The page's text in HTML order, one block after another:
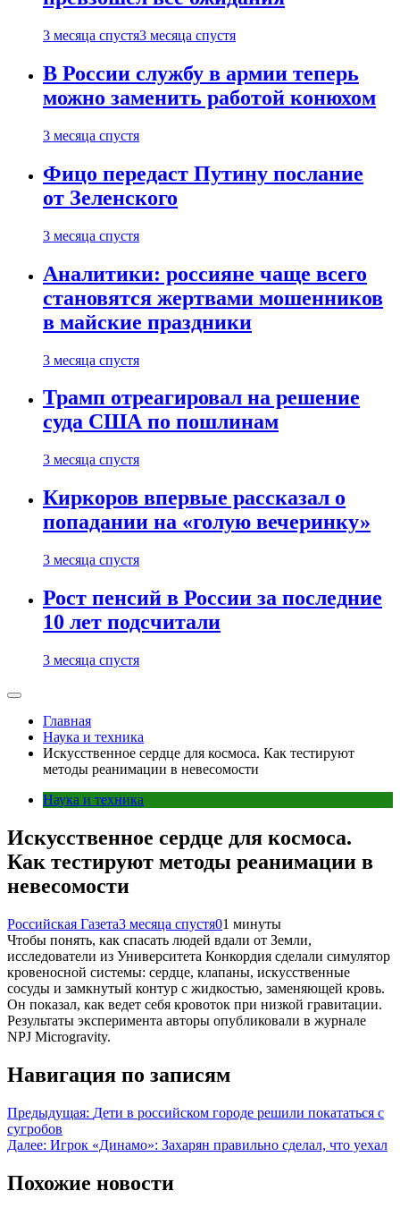
3 месяца спустя3 месяца спустя
В России службу в армии теперь
можно заменить работой конюхом
3 месяца спустя
Фицо передаст Путину послание
от Зеленского
3 месяца спустя
Аналитики: россияне чаще всего
становятся жертвами мошенников
в майские праздники
3 месяца спустя
Трамп отреагировал на решение
суда США по пошлинам
3 месяца спустя
Киркоров впервые рассказал о
попадании на «голую вечеринку»
3 месяца спустя
Рост пенсий в России за последние
10 лет подсчитали
3 месяца спустя
Главная
Наука и техника
Искусственное сердце для космоса. Как тестируют
методы реанимации в невесомости
Наука и техника
Искусственное сердце для космоса.
Как тестируют методы реанимации в
невесомости
Российская Газета3 месяца спустя01 минуты
Чтобы понять, как спасать людей вдали от Земли,
исследователи из Университета Конкордия сделали симулятор
кровеносной системы: сердце, клапаны, искусственные
сосуды и замкнутый контур с жидкостью, заменяющей кровь.
Он показал, как ведет себя кровоток при низкой гравитации.
Результаты эксперимента авторы опубликовали в журнале
NPJ Microgravity.
Навигация по записям
Предыдущая: Дети в российском городе решили покататься с
сугробов
Далее: Игрок «Динамо»: Захарян правильно сделал, что уехал
Похожие новости